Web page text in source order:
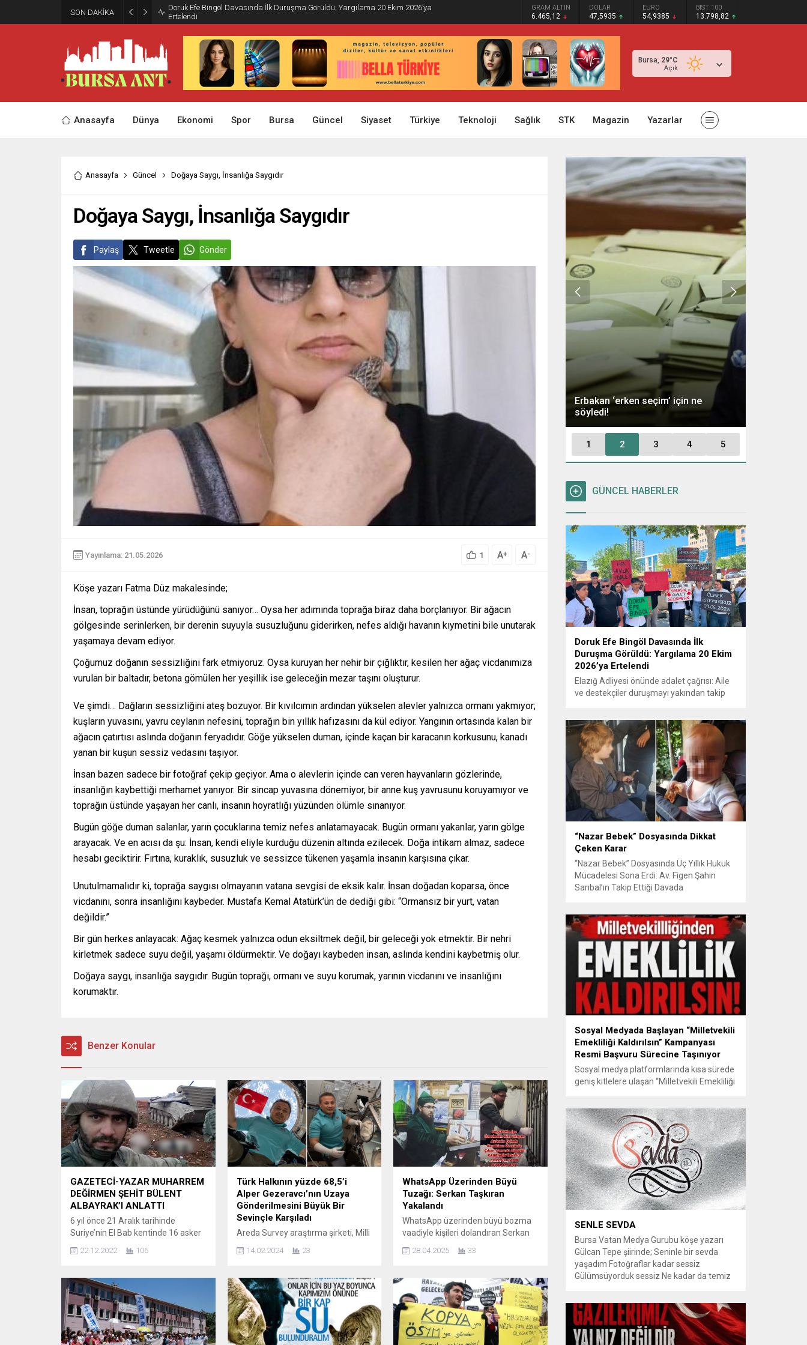
SON DAKİKA
Doruk Efe Bingöl Davasında İlk Duruşma Görüldü: Yargılama 20 Ekim 2026’ya
Ertelendi
GRAM ALTIN
6.465,12
DOLAR
47,5935
EURO
54,9385
BIST 100
13.798,82
Bursa, 29°C
Açık
Anasayfa Dünya Ekonomi Spor Bursa Güncel Siyaset Türkiye Teknoloji Sağlık STK Magazin Yazarlar
Anasayfa Güncel Doğaya Saygı, İnsanlığa Saygıdır
Doğaya Saygı, İnsanlığa Saygıdır
Paylaş Tweetle Gönder
Yayınlama: 21.05.2026 1 A+ A-
Köşe yazarı Fatma Düz makalesinde;
İnsan, toprağın üstünde yürüdüğünü sanıyor… Oysa her adımında toprağa biraz daha borçlanıyor. Bir ağacın
gölgesinde serinlerken, bir derenin suyuyla susuzluğunu giderirken, nefes aldığı havanın kıymetini bile unutarak
yaşamaya devam ediyor.
Çoğumuz doğanın sessizliğini fark etmiyoruz. Oysa kuruyan her nehir bir çığlıktır, kesilen her ağaç vicdanımıza
vurulan bir baltadır, betona gömülen her yeşillik ise geleceğin mezar taşını oluşturur.
Ve şimdi… Dağların sessizliğini ateş bozuyor. Bir kıvılcımın ardından yükselen alevler yalnızca ormanı yakmıyor;
kuşların yuvasını, yavru ceylanın nefesini, toprağın bin yıllık hafızasını da kül ediyor. Yangının ortasında kalan bir
ağacın çatırtısı aslında doğanın feryadıdır. Göğe yükselen duman, içinde kaçan bir karacanın korkusunu, kanadı
yanan bir kuşun sessiz vedasını taşıyor.
İnsan bazen sadece bir fotoğraf çekip geçiyor. Ama o alevlerin içinde can veren hayvanların gözlerinde,
insanlığın kaybettiği merhamet yanıyor. Bir sincap yuvasına dönemiyor, bir anne kuş yavrusunu koruyamıyor ve
toprağın üstünde yaşayan her canlı, insanın hoyratlığı yüzünden ölümle sınanıyor.
Bugün göğe duman salanlar, yarın çocuklarına temiz nefes anlatamayacak. Bugün ormanı yakanlar, yarın gölge
arayacak. Ve en acısı da şu: İnsan, kendi eliyle kurduğu düzenin altında ezilecek. Doğa intikam almaz, sadece
hesabı geciktirir. Fırtına, kuraklık, susuzluk ve sessizce tükenen yaşamla insanın karşısına çıkar.
Unutulmamalıdır ki, toprağa saygısı olmayanın vatana sevgisi de eksik kalır. İnsan doğadan koparsa, önce
vicdanını, sonra insanlığını kaybeder. Mustafa Kemal Atatürk’ün de dediği gibi: “Ormansız bir yurt, vatan
değildir.”
Bir gün herkes anlayacak: Ağaç kesmek yalnızca odun eksiltmek değil, bir geleceği yok etmektir. Bir nehri
kirletmek sadece suyu değil, yaşamı öldürmektir. Ve doğayı kaybeden insan, aslında kendini kaybetmiş olur.
Doğaya saygı, insanlığa saygıdır. Bugün toprağı, ormanı ve suyu korumak, yarının vicdanını ve insanlığını
korumaktır.
Benzer Konular
GAZETECİ-YAZAR MUHARREM
DEĞİRMEN ŞEHİT BÜLENT
ALBAYRAK’I ANLATTI
6 yıl önce 21 Aralık tarihinde
Suriye’nin El Bab kentinde 16 asker
ile birlikte şehit düşen Binbaşı
Bülent Albayrak için önce
başında anma programı, ardından
da ismini taşıdığı Orhangazi Şehit
Bülent Albayrak İlkokulunda Tarihçi
Gazeteci-Yazar Muharrem
Değirmen tarafından verilen
konferans ile anıldı. Fırat Kalkanı
22.12.2022 106
Türk Halkının yüzde 68,5’i
Alper Gezeravcı’nın Uzaya
Gönderilmesini Büyük Bir
Sevinçle Karşıladı
Areda Survey araştırma şirketi, Milli
Uzay Programı kapsamında Türk
Astronot Bilim Misyonu (TABM) ile
başarıyla tamamlayarak yurda
dönüş yapan ilk Türk Astronot Alper
Gezeravcı’nın uzaya gönderilmesi
karşısında Türk halkının neler
hissettiğini araştırdı. Türkiye
genelinde 2.024 kişinin katıldığı
14.02.2024 23
WhatsApp Üzerinden Büyü
Tuzağı: Serkan Taşkıran
Yakalandı
WhatsApp üzerinden büyü bozma
vaadiyle kişileri dolandıran Serkan
Taşkıran tutuklandı. Uzmanlar,
vatandaşları kişisel bilgilerini
Taşkıran Sosyal medya üzerinden
açtığı bir sayfada, insanlara ücretsiz
bakım yapacağını, evlenemeyen, iş
bulamayan, evde sebepsiz
huzursuzluk yaşayanlara ya da
evlerinde muska ve büyü gibi şeyler
28.04.2025 33
“Engellilik Bir Eksiklik Değil,
Adalet Meselesidir”
Erbakan ‘erken seçim’ için ne
söyledi!
1 2 3 4 5
GÜNCEL HABERLER
Doruk Efe Bingöl Davasında İlk
Duruşma Görüldü: Yargılama 20 Ekim
2026’ya Ertelendi
Elazığ Adliyesi önünde adalet çağrısı: Aile
ve destekçiler duruşmayı yakından takip
soruşturması kapsamında açılan davanın
ilk duruşması Elazığ 2. Ağır Ceza
Mahkemesi’nde görüldü. Kamuoyunun
yakından takip ettiği davanın ilk duruşması
öncesinde, Doruk Efe Bingöl’ün ailesine
destek olmak isteyen çok...
“Nazar Bebek” Dosyasında Dikkat
Çeken Karar
“Nazar Bebek” Dosyasında Üç Yıllık Hukuk
Mücadelesi Sona Erdi: Av. Figen Şahin
Sarıbal’ın Takip Ettiği Davada
Türkiye’de uluslararası hukuk boyutlarıyla
görüldü BURSA – Avusturya’da başlayan
ve Türkiye’de yaklaşık üç yıl boyunca
devam eden “Nazar Bebek” dosyasında
yargılama süreci tamamlandı. Bursa 3.
Aile...
Sosyal Medyada Başlayan “Milletvekili
Emekliliği Kaldırılsın” Kampanyası
Resmi Başvuru Sürecine Taşınıyor
Sosyal medya platformlarında kısa sürede
geniş kitlelere ulaşan “Milletvekili Emekliliği
vatandaşlar, milletvekillerine tanınan
emeklilik haklarının yeniden düzenlenmesi
talebiyle TBMM Dilekçe Komisyonu ve
Cumhurbaşkanlığı İletişim Merkezi
(CİMER) üzerinden resmi başvurular
yapılması çağrısında bulunuyor. Son
dönemde sosyal medya platformlarında
en çok konuşulan konular arasında...
SENLE SEVDA
Bursa Vatan Medya Gurubu köşe yazarı
Gülcan Tepe şiirinde; Seninle bir sevda
yaşadım Fotoğraflar kadar sessiz
Gülümsüyorduk sessiz Ne kadar da temiz
bakışın yetiyordu gözlerime Dünyayı
tutturmaya ben de Kalbim Sen Diye çırpınıp
duruyordu Zamana yarışıyordu inat Hayata